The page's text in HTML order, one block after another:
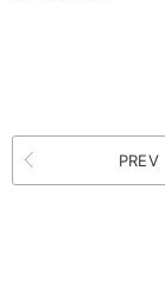
PREV